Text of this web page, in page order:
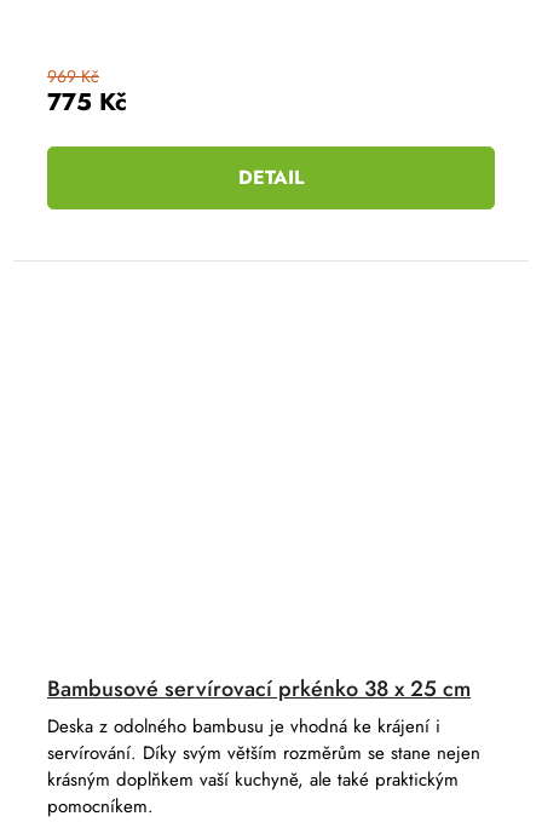
775 Kč
969 Kč
DETAIL
Bambusové servírovací prkénko 38 x 25 cm
Deska z odolného bambusu je vhodná ke krájení i
servírování. Díky svým větším rozměrům se stane nejen
krásným doplňkem vaší kuchyně, ale také praktickým
pomocníkem.